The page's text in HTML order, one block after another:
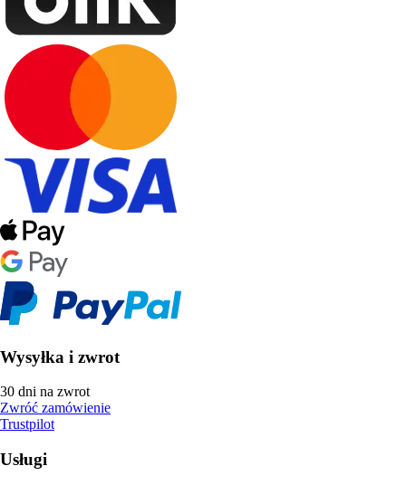
Wysyłka i zwrot
30 dni na zwrot
Zwróć zamówienie
Trustpilot
Usługi